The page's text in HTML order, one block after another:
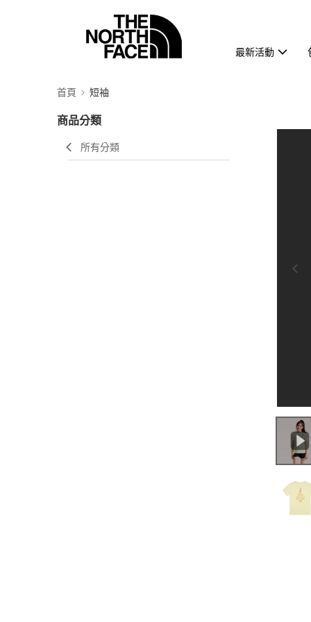
最新活動
首頁 短袖
商品分類
所有分類